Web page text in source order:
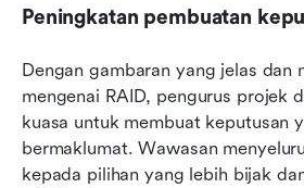
Peningkatan pembuatan
Dengan gambaran yang jelas dan
mengenai RAID, pengurus projek
kuasa untuk membuat keputusan
bermaklumat. Wawasan
kepada pilihan yang lebih bijak